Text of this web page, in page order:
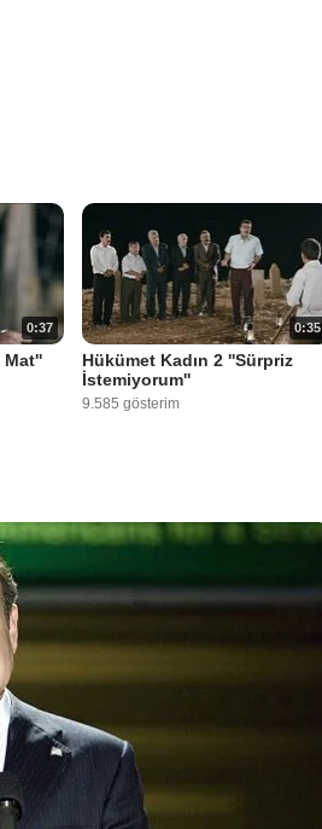
0:37
Mat''
0:35
Hükümet Kadın 2 ''Sürpriz
İstemiyorum''
9.585 gösterim